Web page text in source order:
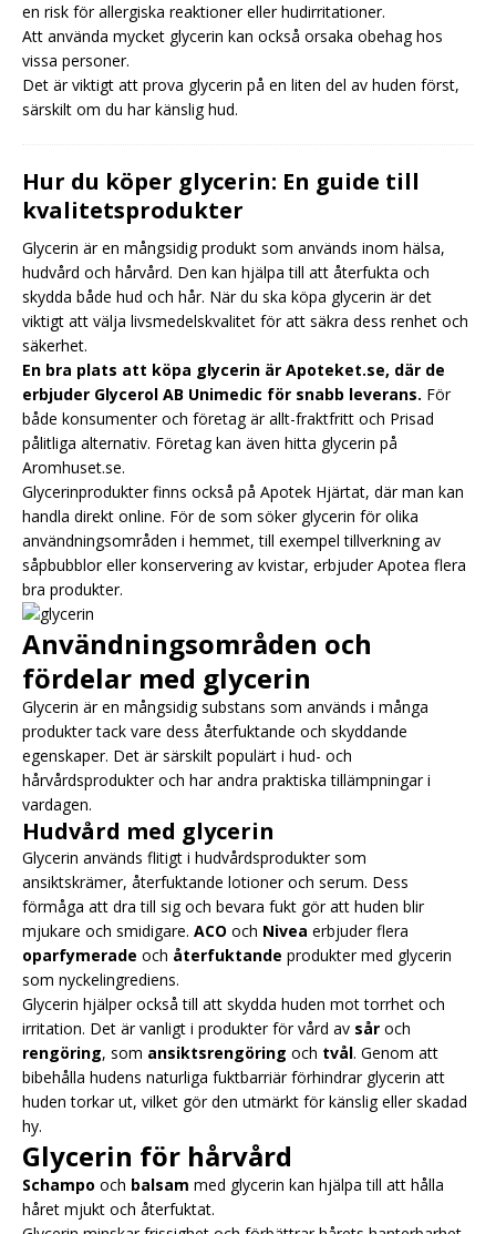
en risk för allergiska reaktioner eller hudirritationer.
Att använda mycket glycerin kan också orsaka obehag hos
vissa personer.
Det är viktigt att prova glycerin på en liten del av huden först,
särskilt om du har känslig hud.
Hur du köper glycerin: En guide till
kvalitetsprodukter
Glycerin är en mångsidig produkt som används inom hälsa,
hudvård och hårvård. Den kan hjälpa till att återfukta och
skydda både hud och hår. När du ska köpa glycerin är det
viktigt att välja livsmedelskvalitet för att säkra dess renhet och
säkerhet.
En bra plats att köpa glycerin är Apoteket.se, där de
erbjuder Glycerol AB Unimedic för snabb leverans. För
både konsumenter och företag är allt-fraktfritt och Prisad
pålitliga alternativ. Företag kan även hitta glycerin på
Aromhuset.se.
Glycerinprodukter finns också på Apotek Hjärtat, där man kan
handla direkt online. För de som söker glycerin för olika
användningsområden i hemmet, till exempel tillverkning av
såpbubblor eller konservering av kvistar, erbjuder Apotea flera
bra produkter.
Användningsområden och
fördelar med glycerin
Glycerin är en mångsidig substans som används i många
produkter tack vare dess återfuktande och skyddande
egenskaper. Det är särskilt populärt i hud- och
hårvårdsprodukter och har andra praktiska tillämpningar i
vardagen.
Hudvård med glycerin
Glycerin används flitigt i hudvårdsprodukter som
ansiktskrämer, återfuktande lotioner och serum. Dess
förmåga att dra till sig och bevara fukt gör att huden blir
mjukare och smidigare. ACO och Nivea erbjuder flera
oparfymerade och återfuktande produkter med glycerin
som nyckelingrediens.
Glycerin hjälper också till att skydda huden mot torrhet och
irritation. Det är vanligt i produkter för vård av sår och
rengöring, som ansiktsrengöring och tvål. Genom att
bibehålla hudens naturliga fuktbarriär förhindrar glycerin att
huden torkar ut, vilket gör den utmärkt för känslig eller skadad
hy.
Glycerin för hårvård
Schampo och balsam med glycerin kan hjälpa till att hålla
håret mjukt och återfuktat.